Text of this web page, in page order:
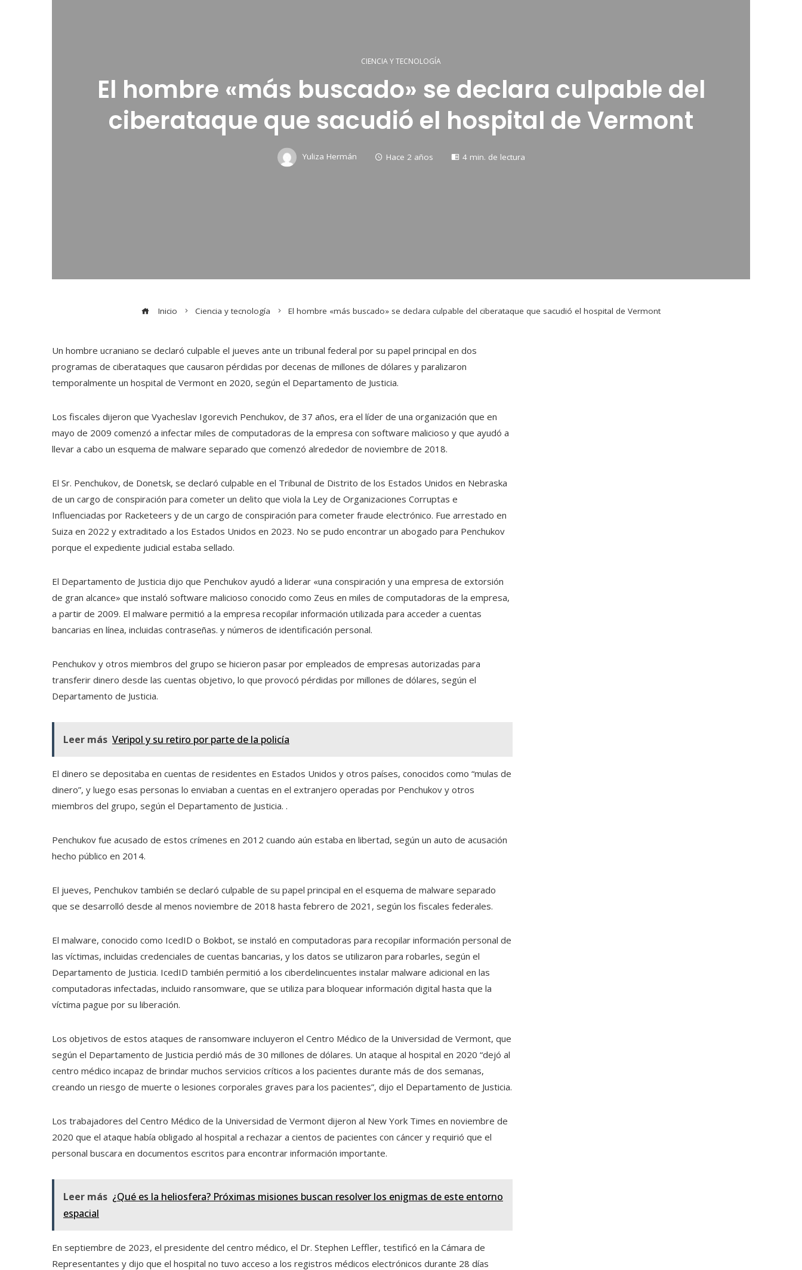
CIENCIA Y TECNOLOGÍA
El hombre «más buscado» se declara culpable del
ciberataque que sacudió el hospital de Vermont
Yuliza Hermán Hace 2 años 4 min. de lectura
Inicio Ciencia y tecnología El hombre «más buscado» se declara culpable del ciberataque que sacudió el hospital de Vermont
Un hombre ucraniano se declaró culpable el jueves ante un tribunal federal por su papel principal en dos
programas de ciberataques que causaron pérdidas por decenas de millones de dólares y paralizaron
temporalmente un hospital de Vermont en 2020, según el Departamento de Justicia.
Los fiscales dijeron que Vyacheslav Igorevich Penchukov, de 37 años, era el líder de una organización que en
mayo de 2009 comenzó a infectar miles de computadoras de la empresa con software malicioso y que ayudó a
llevar a cabo un esquema de malware separado que comenzó alrededor de noviembre de 2018.
El Sr. Penchukov, de Donetsk, se declaró culpable en el Tribunal de Distrito de los Estados Unidos en Nebraska
de un cargo de conspiración para cometer un delito que viola la Ley de Organizaciones Corruptas e
Influenciadas por Racketeers y de un cargo de conspiración para cometer fraude electrónico. Fue arrestado en
Suiza en 2022 y extraditado a los Estados Unidos en 2023. No se pudo encontrar un abogado para Penchukov
porque el expediente judicial estaba sellado.
El Departamento de Justicia dijo que Penchukov ayudó a liderar «una conspiración y una empresa de extorsión
de gran alcance» que instaló software malicioso conocido como Zeus en miles de computadoras de la empresa,
a partir de 2009. El malware permitió a la empresa recopilar información utilizada para acceder a cuentas
bancarias en línea, incluidas contraseñas. y números de identificación personal.
Penchukov y otros miembros del grupo se hicieron pasar por empleados de empresas autorizadas para
transferir dinero desde las cuentas objetivo, lo que provocó pérdidas por millones de dólares, según el
Departamento de Justicia.
Leer más Veripol y su retiro por parte de la policía
El dinero se depositaba en cuentas de residentes en Estados Unidos y otros países, conocidos como “mulas de
dinero”, y luego esas personas lo enviaban a cuentas en el extranjero operadas por Penchukov y otros
miembros del grupo, según el Departamento de Justicia. .
Penchukov fue acusado de estos crímenes en 2012 cuando aún estaba en libertad, según un auto de acusación
hecho público en 2014.
El jueves, Penchukov también se declaró culpable de su papel principal en el esquema de malware separado
que se desarrolló desde al menos noviembre de 2018 hasta febrero de 2021, según los fiscales federales.
El malware, conocido como IcedID o Bokbot, se instaló en computadoras para recopilar información personal de
las víctimas, incluidas credenciales de cuentas bancarias, y los datos se utilizaron para robarles, según el
Departamento de Justicia. IcedID también permitió a los ciberdelincuentes instalar malware adicional en las
computadoras infectadas, incluido ransomware, que se utiliza para bloquear información digital hasta que la
víctima pague por su liberación.
Los objetivos de estos ataques de ransomware incluyeron el Centro Médico de la Universidad de Vermont, que
según el Departamento de Justicia perdió más de 30 millones de dólares. Un ataque al hospital en 2020 “dejó al
centro médico incapaz de brindar muchos servicios críticos a los pacientes durante más de dos semanas,
creando un riesgo de muerte o lesiones corporales graves para los pacientes”, dijo el Departamento de Justicia.
Los trabajadores del Centro Médico de la Universidad de Vermont dijeron al New York Times en noviembre de
2020 que el ataque había obligado al hospital a rechazar a cientos de pacientes con cáncer y requirió que el
personal buscara en documentos escritos para encontrar información importante.
Leer más ¿Qué es la heliosfera? Próximas misiones buscan resolver los enigmas de este entorno
espacial
En septiembre de 2023, el presidente del centro médico, el Dr. Stephen Leffler, testificó en la Cámara de
Representantes y dijo que el hospital no tuvo acceso a los registros médicos electrónicos durante 28 días